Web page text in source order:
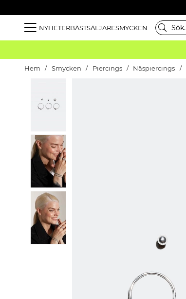
NYHETERBÄSTSÄLJARESMYCKEN
Hem Smycken Piercings Näspiercings